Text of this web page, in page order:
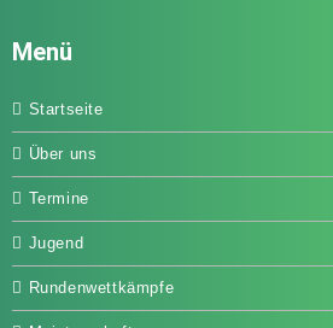
Menü
Startseite
Über uns
Termine
Jugend
Rundenwettkämpfe